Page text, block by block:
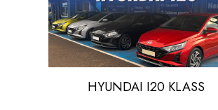
HYUNDAI I20 KLASS